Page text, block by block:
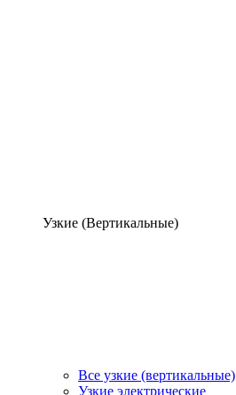
Узкие (Вертикальные)
Все узкие (вертикальные)
Узкие электрические